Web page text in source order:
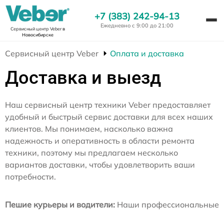
Сервисный центр Veberв
Новосибирске
+7 (383) 242-94-13
Ежедневно с 9:00 до 21:00
Сервисный центр Veber Оплата и доставка
Доставка и выезд
Наш сервисный центр техники Veber предоставляет
удобный и быстрый сервис доставки для всех наших
клиентов. Мы понимаем, насколько важна
надежность и оперативность в области ремонта
техники, поэтому мы предлагаем несколько
вариантов доставки, чтобы удовлетворить ваши
потребности.
Пешие курьеры и водители: Наши профессиональные